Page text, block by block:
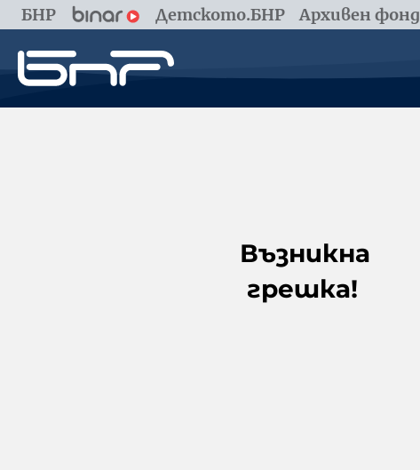
БНР Детското.БНР Архивен
Възникна
грешка!